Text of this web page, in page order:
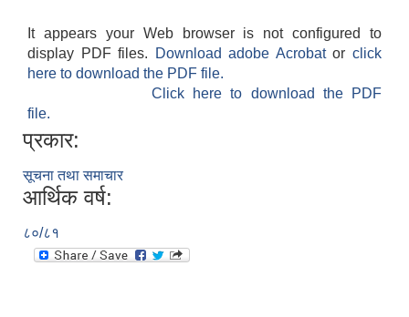
It appears your Web browser is not configured to
display PDF files.
Download adobe Acrobatorclick
here to download the PDF file.
Click here to download the PDF
file.
प्रकार:
सूचना तथा समाचार
आर्थिक वर्ष:
८०/८१